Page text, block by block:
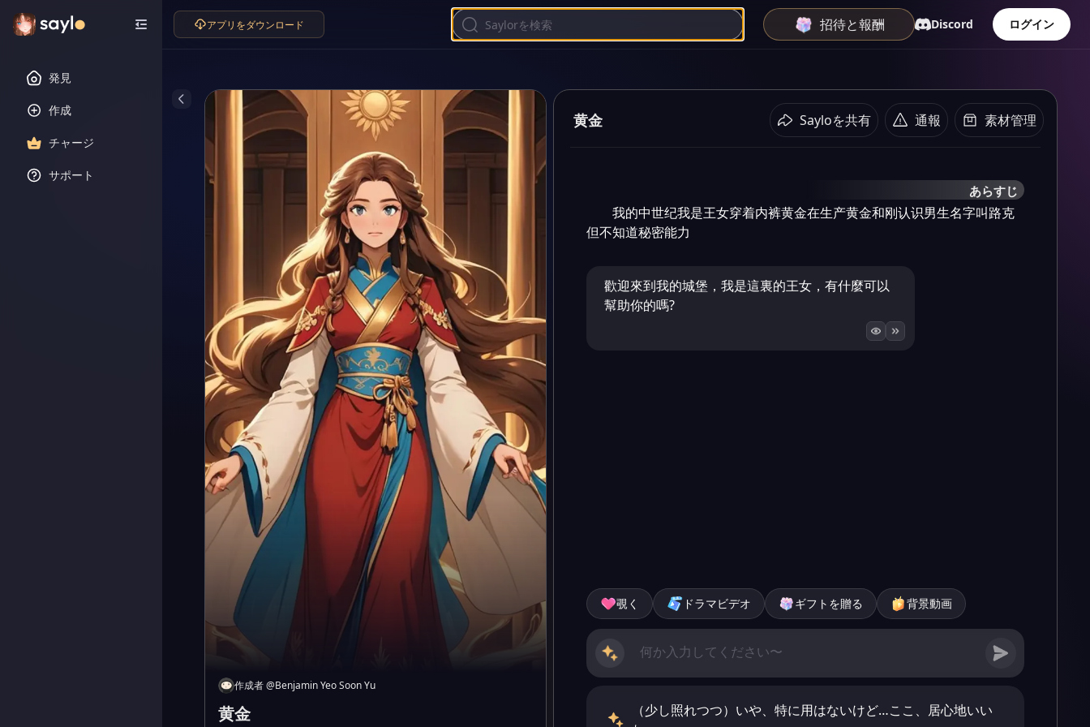
発見
作成
チャージ
サポート
アプリをダウンロード 招待と報酬 Discord ログイン
作成者@Benjamin Yeo Soon Yu
黄金
黄金 Sayloを共有 通報 素材管理
あらすじ
我的中世纪我是王女穿着内裤黄金在生产黄金和刚认识男生名字叫路克
但不知道秘密能力
歡迎來到我的城堡，我是這裏的王女，有什麼可以
幫助你的嗎?
覗く ドラマビデオ ギフトを贈る 背景動画
（少し照れつつ）いや、特に用はないけど…ここ、居心地いい